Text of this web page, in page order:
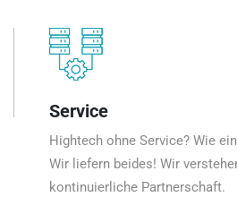
Service
Hightech ohne Service? Wie
Wir liefern beides! Wir
kontinuierliche Partnerschaft.